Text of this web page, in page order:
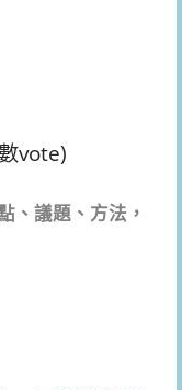
vote)
、議題、方法，